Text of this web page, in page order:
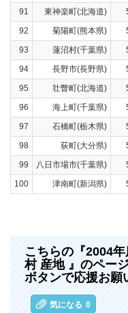
91
東神楽町(北海道)
92
菊陽町(熊本県)
93
蓮沼村(千葉県)
94
長野市(長野県)
95
壮瞥町(北海道)
96
海上町(千葉県)
97
石橋町(栃木県)
98
荻町(大分県)
99
八日市場市(千葉県)
100
津南町(新潟県)
こちらの『2004
村 産地 』のペー
ボタンで応援お願
気になる 0